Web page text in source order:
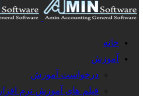
خانه
آموزش
درخواست آموزش
فیلم های آموزش نرم افزار